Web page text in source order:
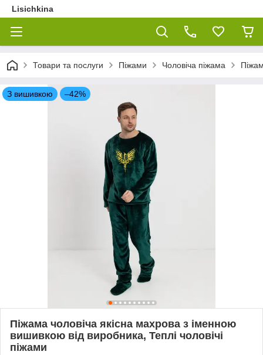
Lisichkina
Товари та послуги Піжами Чоловіча піжама
З вишивкою –42%
Піжама чоловіча якісна махрова з іменною
вишивкою від виробника, Теплі чоловічі
піжами